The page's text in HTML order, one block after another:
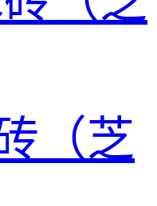
（芝